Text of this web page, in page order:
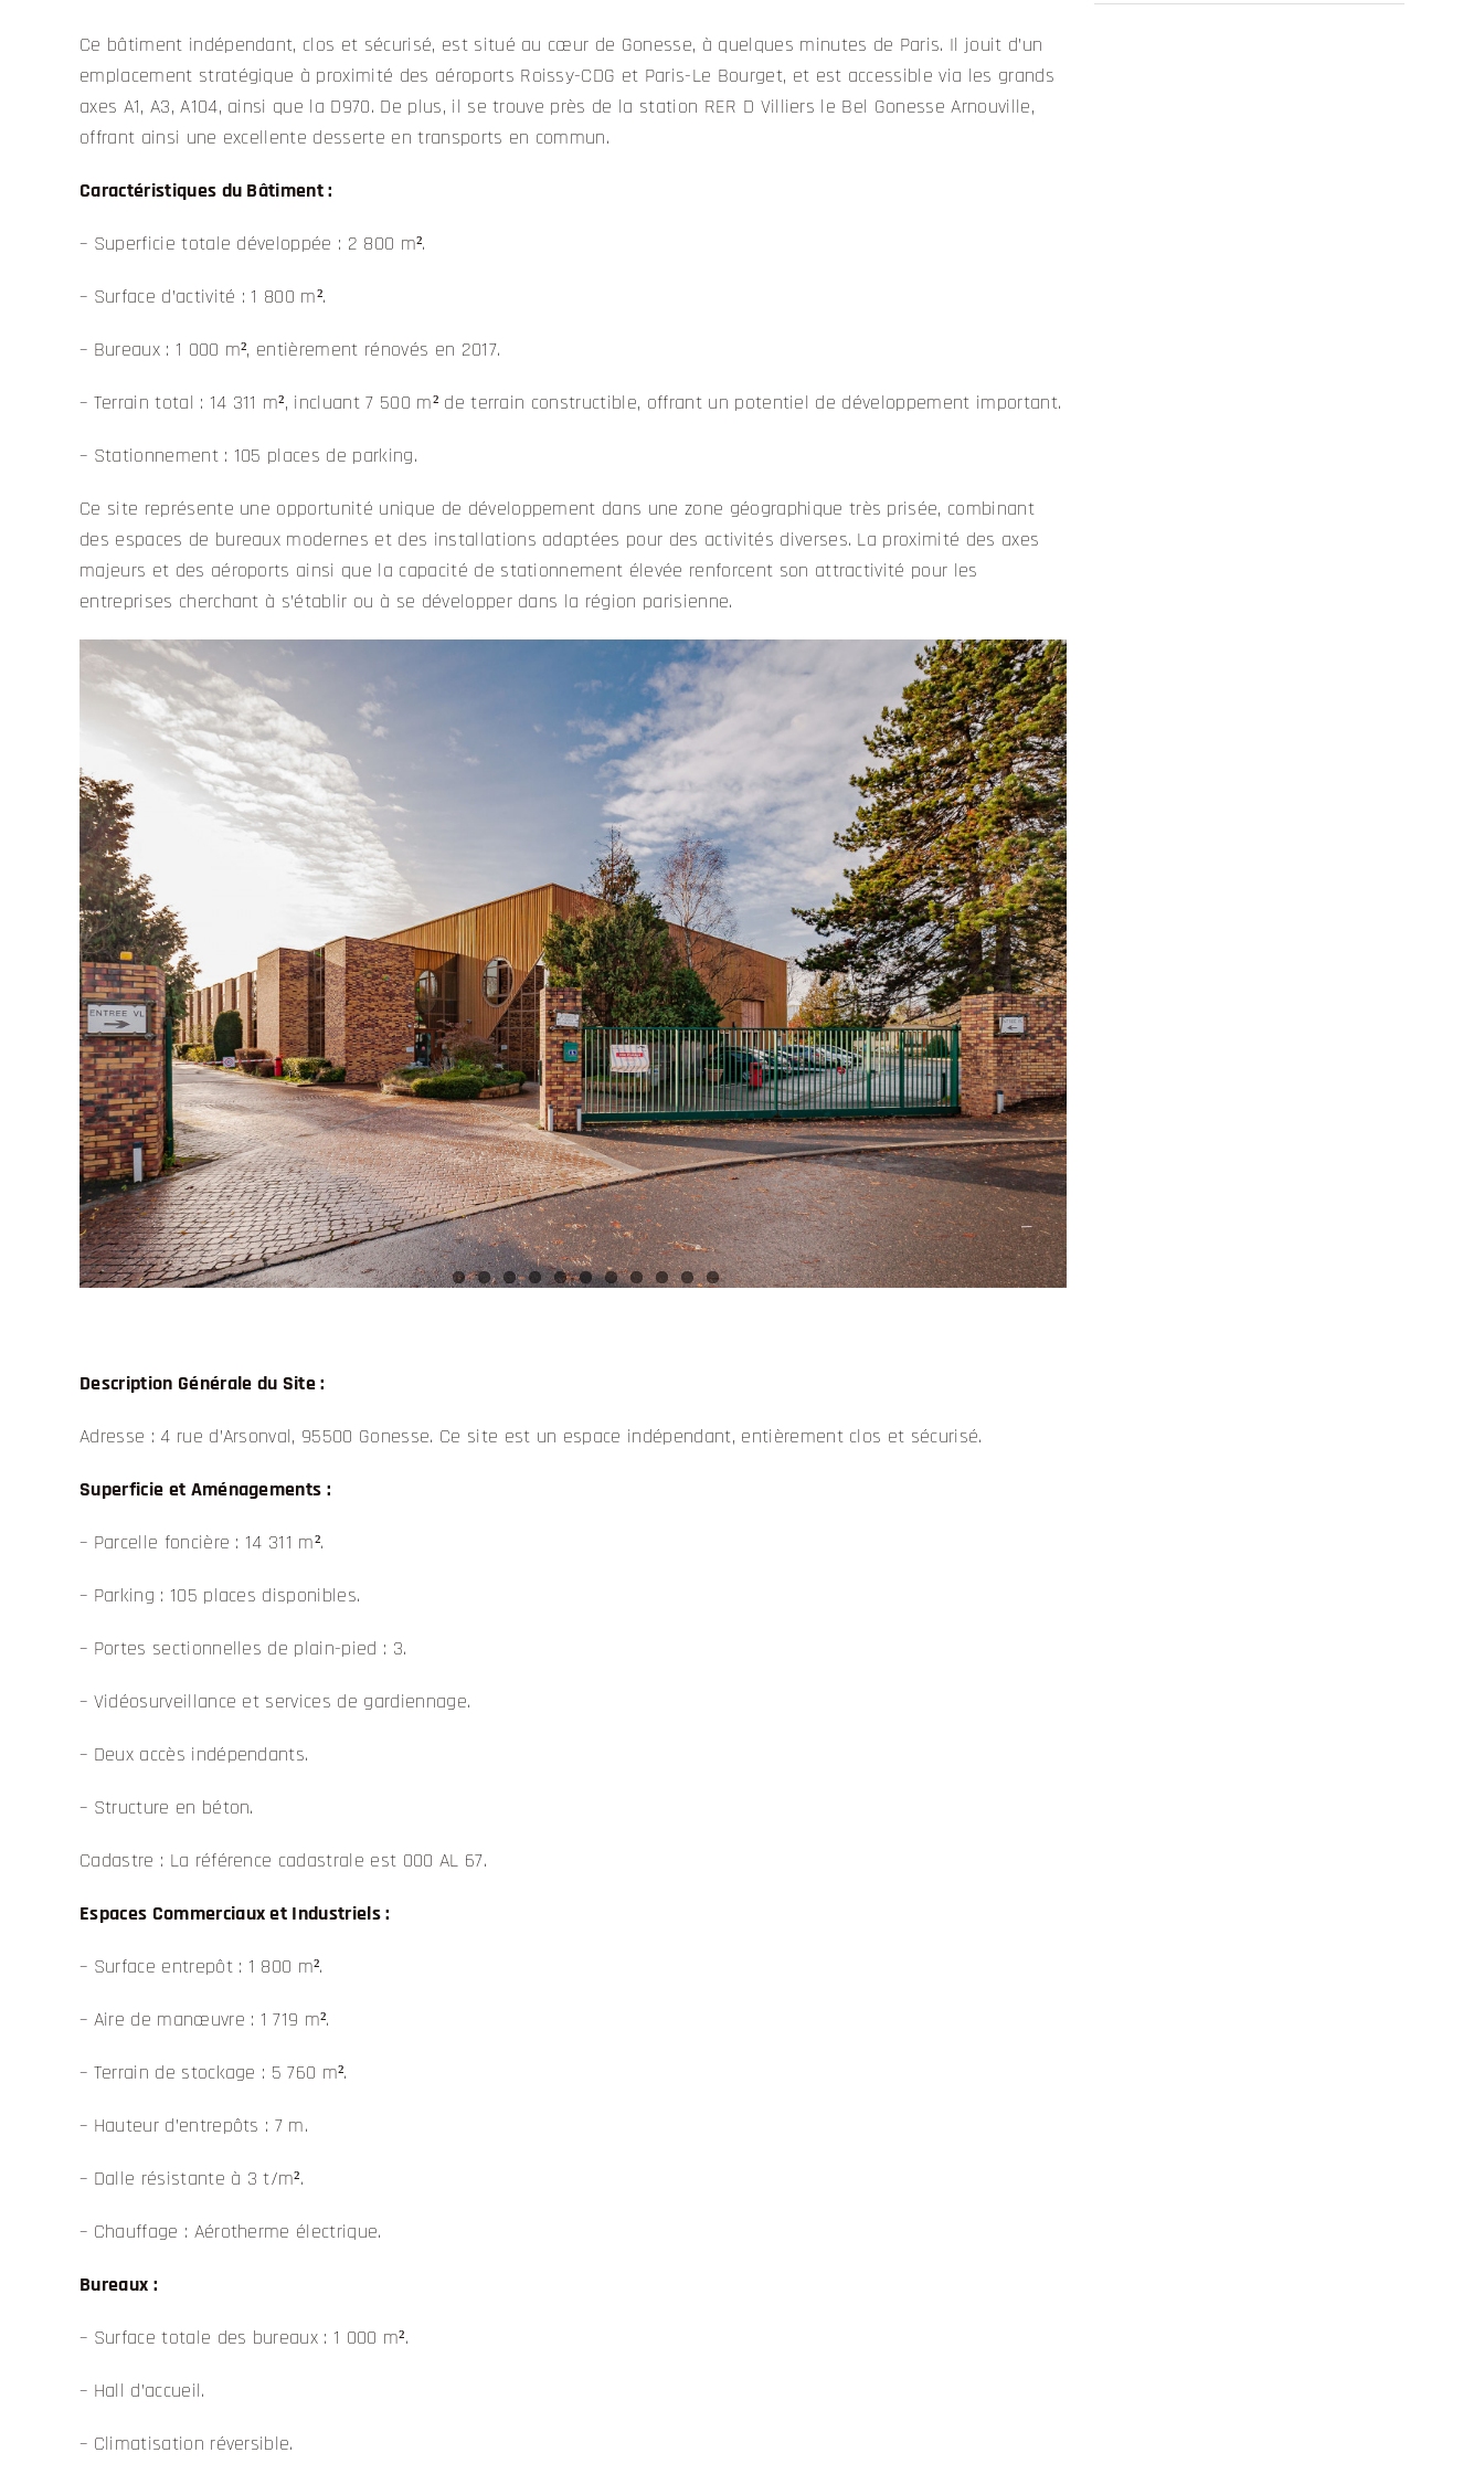
Ce bâtiment indépendant, clos et sécurisé, est situé au cœur de Gonesse, à quelques minutes de Paris. Il jouit d’un
emplacement stratégique à proximité des aéroports Roissy-CDG et Paris-Le Bourget, et est accessible via les grands
axes A1, A3, A104, ainsi que la D970. De plus, il se trouve près de la station RER D Villiers le Bel Gonesse Arnouville,
offrant ainsi une excellente desserte en transports en commun.
Caractéristiques du Bâtiment :
– Superficie totale développée : 2 800 m².
– Surface d’activité : 1 800 m².
– Bureaux : 1 000 m², entièrement rénovés en 2017.
– Terrain total : 14 311 m², incluant 7 500 m² de terrain constructible, offrant un potentiel de développement important.
– Stationnement : 105 places de parking.
Ce site représente une opportunité unique de développement dans une zone géographique très prisée, combinant
des espaces de bureaux modernes et des installations adaptées pour des activités diverses. La proximité des axes
majeurs et des aéroports ainsi que la capacité de stationnement élevée renforcent son attractivité pour les
entreprises cherchant à s’établir ou à se développer dans la région parisienne.
Description Générale du Site :
Adresse : 4 rue d’Arsonval, 95500 Gonesse. Ce site est un espace indépendant, entièrement clos et sécurisé.
Superficie et Aménagements :
– Parcelle foncière : 14 311 m².
– Parking : 105 places disponibles.
– Portes sectionnelles de plain-pied : 3.
– Vidéosurveillance et services de gardiennage.
– Deux accès indépendants.
– Structure en béton.
Cadastre : La référence cadastrale est 000 AL 67.
Espaces Commerciaux et Industriels :
– Surface entrepôt : 1 800 m².
– Aire de manœuvre : 1 719 m².
– Terrain de stockage : 5 760 m².
– Hauteur d’entrepôts : 7 m.
– Dalle résistante à 3 t/m².
– Chauffage : Aérotherme électrique.
Bureaux :
– Surface totale des bureaux : 1 000 m².
– Hall d’accueil.
– Climatisation réversible.